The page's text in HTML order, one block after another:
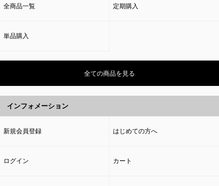
全商品一覧 定期購入
単品購入
全ての商品を見る
インフォメーション
新規会員登録 はじめての方へ
ログイン カート